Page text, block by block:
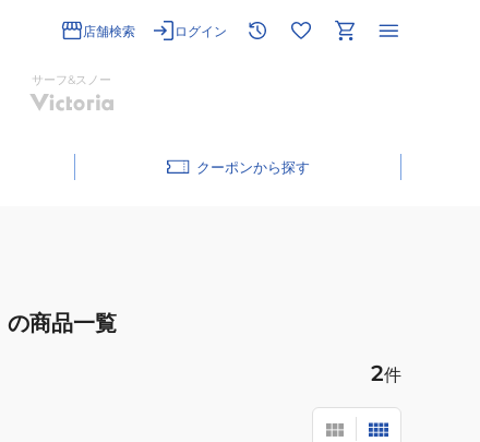
店舗検索 ログイン
サーフ&スノー
クーポン
の商品一覧
2件